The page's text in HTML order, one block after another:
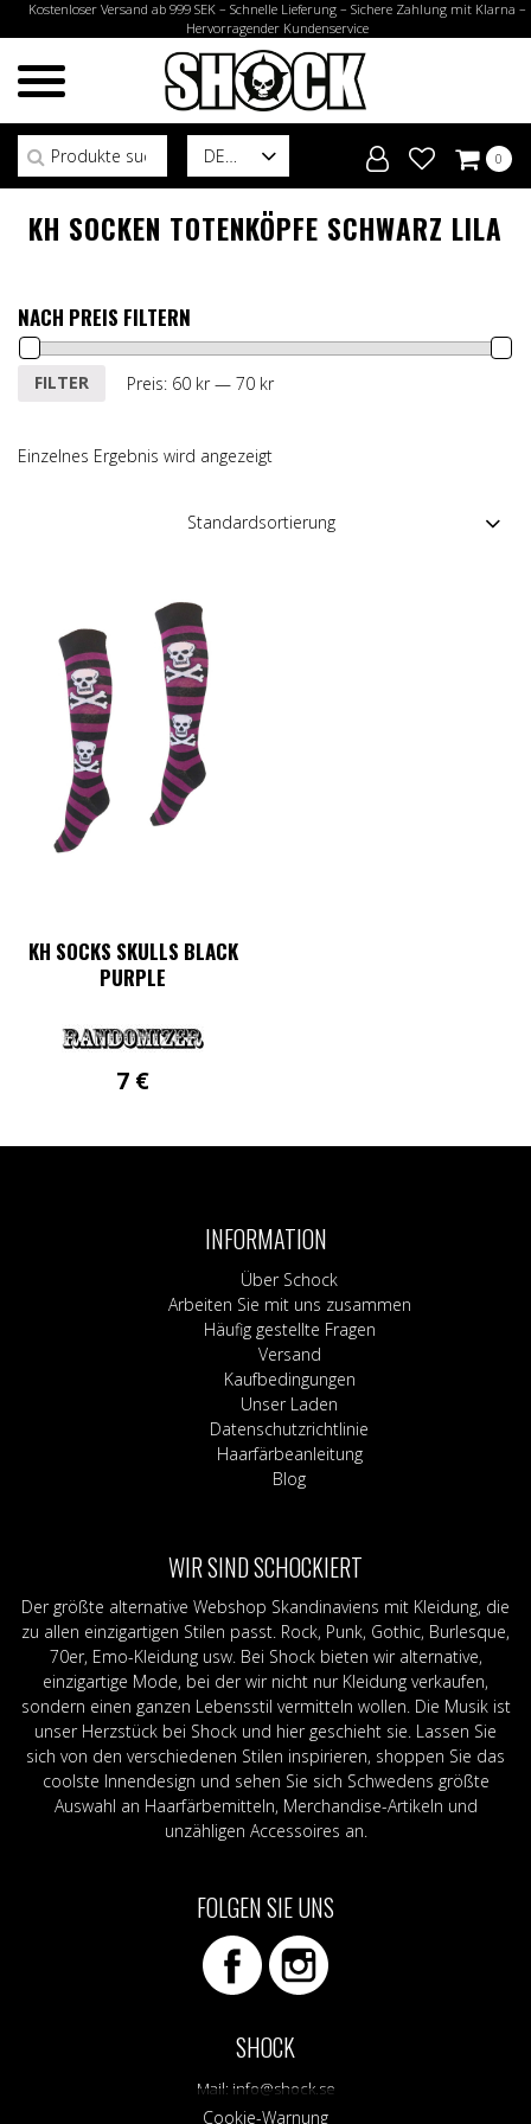
Kostenloser Versand ab 999 SEK – Schnelle Lieferung – Sichere Zahlung mit Klarna –
Hervorragender Kundenservice
DE
Suchen nach:
0
KH SOCKEN TOTENKÖPFE SCHWARZ LILA
NACH PREIS FILTERN
Min.
Max.
FILTER Preis: 60 kr— 70 kr
Einzelnes Ergebnis wird angezeigt
KH SOCKS SKULLS BLACK
PURPLE
7 €
INFORMATION
Über Schock
Arbeiten Sie mit uns zusammen
Häufig gestellte Fragen
Versand
Kaufbedingungen
Unser Laden
Datenschutzrichtlinie
Haarfärbeanleitung
Blog
WIR SIND SCHOCKIERT
Der größte alternative Webshop Skandinaviens mit Kleidung, die
zu allen einzigartigen Stilen passt. Rock, Punk, Gothic, Burlesque,
70er, Emo-Kleidung usw. Bei Shock bieten wir alternative,
einzigartige Mode, bei der wir nicht nur Kleidung verkaufen,
sondern einen ganzen Lebensstil vermitteln wollen. Die Musik ist
unser Herzstück bei Shock und hier geschieht sie. Lassen Sie
sich von den verschiedenen Stilen inspirieren, shoppen Sie das
coolste Innendesign und sehen Sie sich Schwedens größte
Auswahl an Haarfärbemitteln, Merchandise-Artikeln und
unzähligen Accessoires an.
FOLGEN SIE UNS
SHOCK
Mail: info@shock.se
Cookie-Warnung